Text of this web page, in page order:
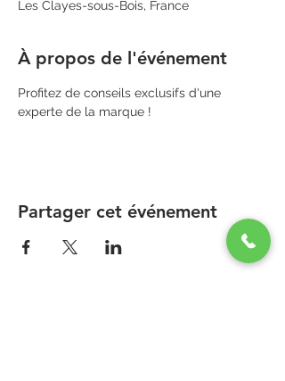
Les Clayes-sous-Bois, France
À propos de l'événement
Profitez de conseils exclusifs d'une
experte de la marque !
Partager cet événement